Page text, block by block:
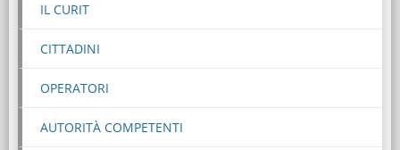
IL CURIT
CITTADINI
OPERATORI
AUTORITÀ COMPETENTI